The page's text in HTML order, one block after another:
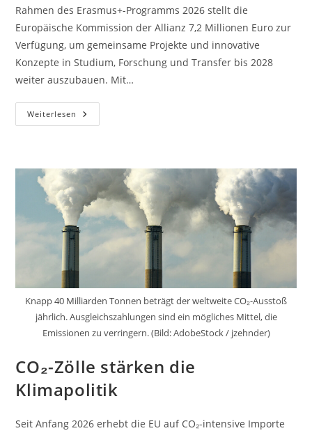
Rahmen des Erasmus+-Programms 2026 stellt die
Europäische Kommission der Allianz 7,2 Millionen Euro zur
Verfügung, um gemeinsame Projekte und innovative
Konzepte in Studium, Forschung und Transfer bis 2028
weiter auszubauen. Mit…
Weiterlesen CHARM-
EU
Hochschulzusammenarbeit
Knapp 40 Milliarden Tonnen beträgt der weltweite CO₂-Ausstoß
jährlich. Ausgleichszahlungen sind ein mögliches Mittel, die
Emissionen zu verringern. (Bild: AdobeStock / jzehnder)
CO₂-Zölle stärken die
Klimapolitik
Seit Anfang 2026 erhebt die EU auf CO₂-intensive Importe